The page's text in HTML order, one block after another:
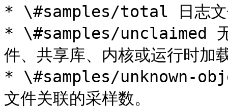
* \#samples/total 日志文
* \#samples/unclaimed 无
件、共享库、内核或运行时加
* \#samples/unknown-
文件关联的采样数。